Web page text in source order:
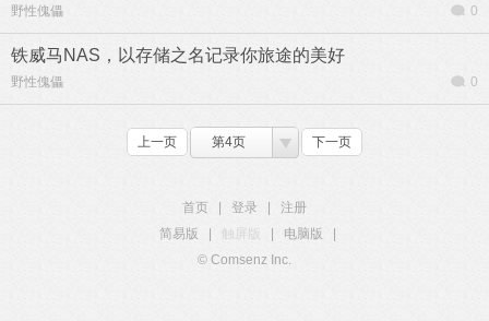
野性傀儡 0
铁威马NAS，以存储之名记录你旅途的美好
野性傀儡 0
上一页 第4页 下一页
首页 登录
注册
简易版
触屏版 电脑版
© Comsenz Inc.